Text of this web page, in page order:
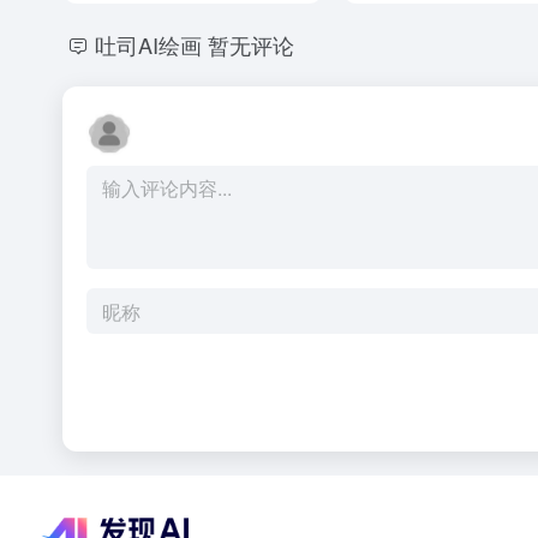
吐司AI绘画暂无评论